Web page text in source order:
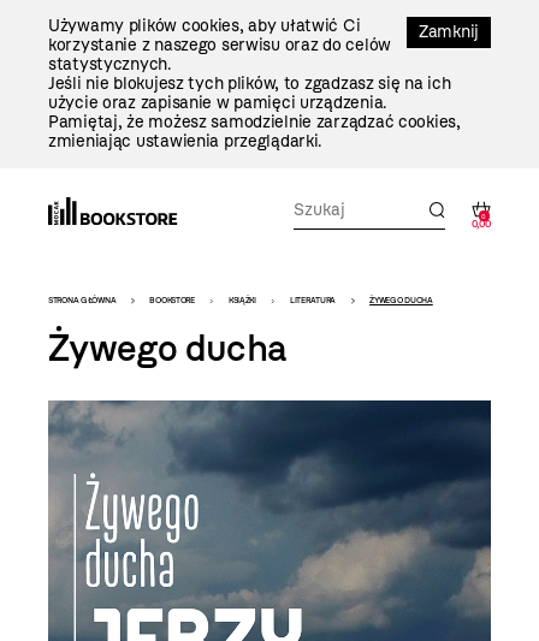
Zamknij
Używamy plików cookies, aby ułatwić Ci
korzystanie z naszego serwisu oraz do celów
statystycznych.
Jeśli nie blokujesz tych plików, to zgadzasz się na ich
użycie oraz zapisanie w pamięci urządzenia.
Pamiętaj, że możesz samodzielnie zarządzać cookies,
zmieniając ustawienia przeglądarki.
0
0,00
Bookstore
-
szablon
szczegóły
STRONA GŁÓWNA BOOKSTORE KSIĄŻKI LITERATURA ŻYWEGO DUCHA
Żywego ducha